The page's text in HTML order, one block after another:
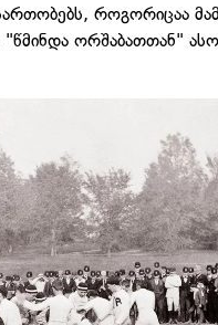
როგორიცაა
ორშაბათთან"